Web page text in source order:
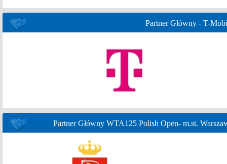
Partner Główny - T-
Partner Główny WTA125 Polish Open- m.st.